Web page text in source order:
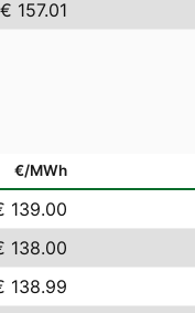
€ 157.01
€/MWh
139.00
138.00
138.99